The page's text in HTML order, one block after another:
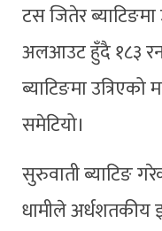
टस जितेर
अलआउट हुँदै १८३
ब्याटिङमा
समेटियो।
सुरुवाती ब्याटिङ
धामीले अर्धशतकीय